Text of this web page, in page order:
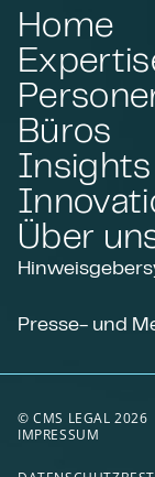
Home
Büros
Insights
Über
Presse- und
© CMS LEGAL 2026
IMPRESSUM